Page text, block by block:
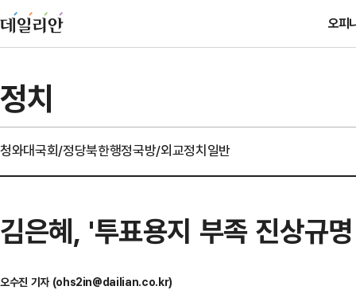
오피
정치
청와대국회/정당북한행정국방/외교정치일반
김은혜, '투표용지 부족 진상규
오수진 기자 (ohs2in@dailian.co.kr)